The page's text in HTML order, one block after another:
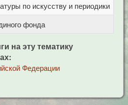
по искусству и периодики
фонда
на эту тематику
Федерации